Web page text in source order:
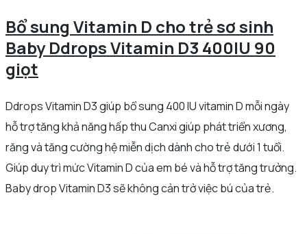
Bổ sung Vitamin D cho trẻ sơ sinh
Baby Ddrops Vitamin D3 400IU 90
giọt
Ddrops Vitamin D3 giúp bổ sung 400 IU vitamin D mỗi ngày
hỗ trợ tăng khả năng hấp thu Canxi giúp phát triển xương,
răng và tăng cường hệ miễn dịch dành cho trẻ dưới 1 tuổi.
Giúp duy trì mức Vitamin D của em bé và hỗ trợ tăng trưởng.
Baby drop Vitamin D3 sẽ không cản trở việc bú của trẻ.